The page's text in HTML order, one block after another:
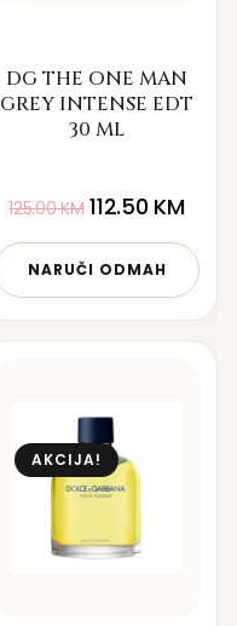
DG THE ONE MAN
GREY INTENSE EDT
30 ML
125.00KM 112.50 KM
NARUČI ODMAH
AKCIJA!